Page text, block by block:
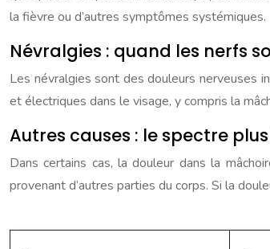
la fièvre ou d’autres symptômes systémiques.
Névralgies : quand les nerfs
Les névralgies sont des douleurs nerveuses
et électriques dans le visage, y compris la
Autres causes : le spectre
Dans certains cas, la douleur dans la
provenant d’autres parties du corps. Si la